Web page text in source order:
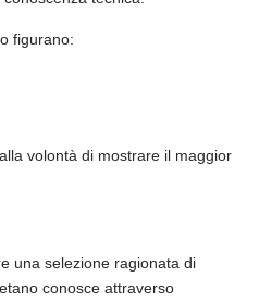
figurano:
volontà di mostrare il maggior
una selezione ragionata di
conosce attraverso